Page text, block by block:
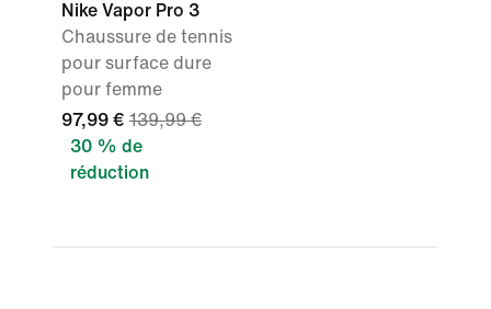
Nike Vapor Pro 3
Chaussure de tennis
pour surface dure
pour femme
97,99 € 139,99 €
30 % de
réduction